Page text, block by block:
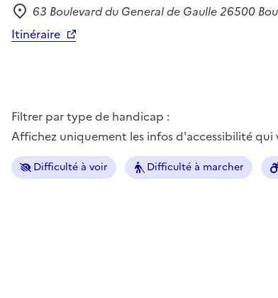
Adresse
63 Boulevard du General de Gaulle 26500
Itinéraire
Filtrer par type de handicap :
Affichez uniquement les infos d'accessibilité
Difficulté à voir Difficulté à marcher